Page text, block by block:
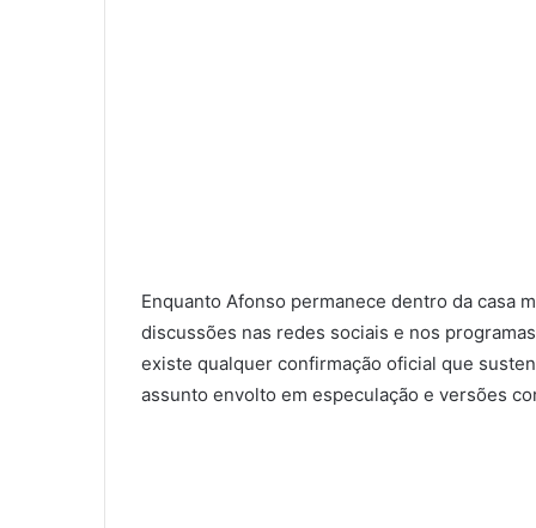
Enquanto Afonso permanece dentro da casa
discussões nas redes sociais e nos
existe qualquer confirmação oficial que
assunto envolto em especulação e versões